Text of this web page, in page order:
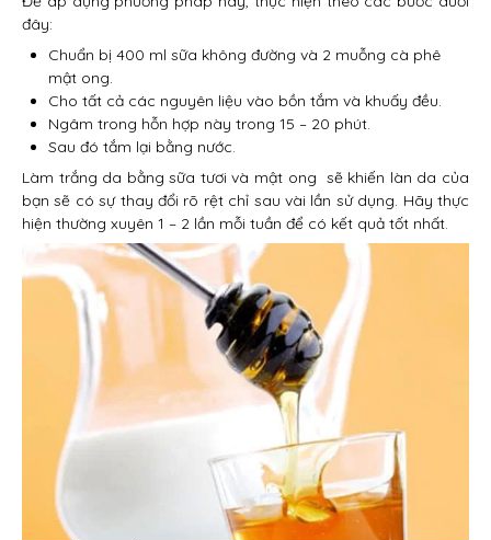
đây:
Chuẩn bị 400 ml sữa không đường và 2 muỗng cà phê
mật ong.
Cho tất cả các nguyên liệu vào bồn tắm và khuấy đều.
Ngâm trong hỗn hợp này trong 15 – 20 phút.
Sau đó tắm lại bằng nước.
Làm trắng da bằng sữa tươi và mật ong sẽ khiến làn da của
bạn sẽ có sự thay đổi rõ rệt chỉ sau vài lần sử dụng. Hãy thực
hiện thường xuyên 1 – 2 lần mỗi tuần để có kết quả tốt nhất.